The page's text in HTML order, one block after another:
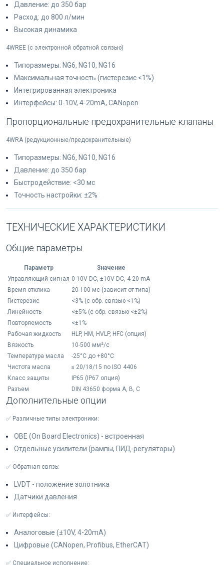
Давление: до 350 бар
Расход: до 800 л/мин
Высокая динамика
4WREE (с электронной обратной связью)
Типоразмеры: NG6, NG10, NG16
Максимальная точность (гистерезис <1%)
Интегрированная электроника
Интерфейсы: 0-10V, 4-20mA, CANopen
Пропорциональные предохранительные клапаны
4WRA (редукционные/предохранительные)
Типоразмеры: NG6, NG10, NG16
Давление: до 350 бар
Быстродействие: <30 мс
Точность настройки: ±2%
ТЕХНИЧЕСКИЕ ХАРАКТЕРИСТИКИ
Общие параметры
Параметр
Значение
Управляющий сигнал 0-10V DC, ±10V DC, 4-20 mA
Время отклика
20-100 мс (зависит от типа)
Гистерезис
<3% (с обр. связью <1%)
Линейность
<±5% (с обр. связью <±2%)
Повторяемость
<±1%
Рабочая жидкость
HLP, HM, HVLP, HFC (опция)
Вязкость
10-500 мм²/с
Температура масла
-25°C до +80°C
Чистота масла
≤ 20/18/15 по ISO 4406
Класс защиты
IP65 (IP67 опция)
Разъем
DIN 43650 форма A, B, C
Дополнительные опции
✅ Различные типы электроники:
OBE (On Board Electronics) - встроенная
Отдельные усилители (рампы, ПИД-регуляторы)
✅ Обратная связь:
LVDT - положение золотника
Датчики давления
✅ Интерфейсы:
Аналоговые (±10V, 4-20mA)
Цифровые (CANopen, Profibus, EtherCAT)
✅ Специальное исполнение: